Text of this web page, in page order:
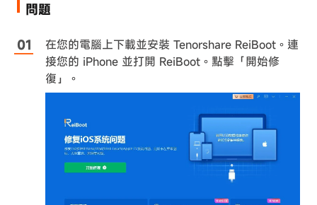
問題
在您的電腦上下載並安裝 Tenorshare ReiBoot。連
接您的 iPhone 並打開 ReiBoot。點擊「開始修
復」。